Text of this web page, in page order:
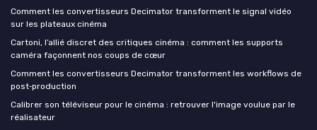
Comment les convertisseurs Decimator transforment le signal vidéo
sur les plateaux cinéma
Cartoni, l’allié discret des critiques cinéma : comment les supports
caméra façonnent nos coups de cœur
Comment les convertisseurs Decimator transforment les workflows de
post‑production
Calibrer son téléviseur pour le cinéma : retrouver l'image voulue par le
réalisateur